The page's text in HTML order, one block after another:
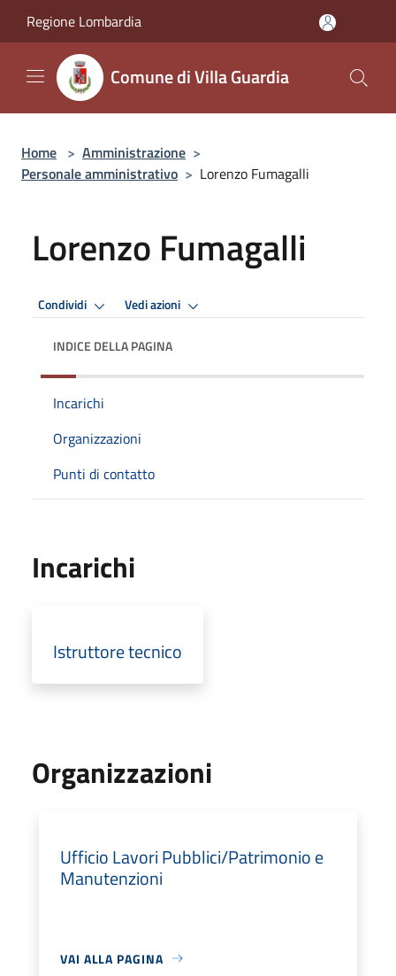
Regione Lombardia
Comune di Villa Guardia
Home > Amministrazione >
Personale amministrativo > Lorenzo Fumagalli
Lorenzo Fumagalli
Condividi Vedi azioni
INDICE DELLA PAGINA
Incarichi
Organizzazioni
Punti di contatto
Incarichi
Istruttore tecnico
Organizzazioni
Ufficio Lavori Pubblici/Patrimonio e
Manutenzioni
VAI ALLA PAGINA